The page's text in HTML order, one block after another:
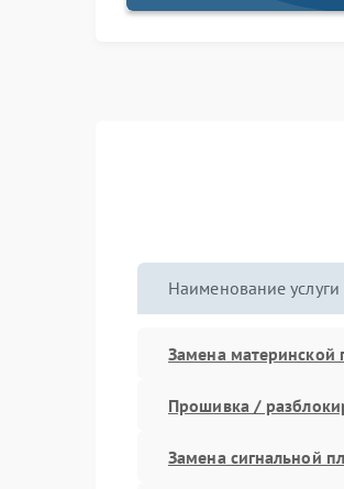
Наименование услуги
Замена материнской
Прошивка /
Замена сигнальной